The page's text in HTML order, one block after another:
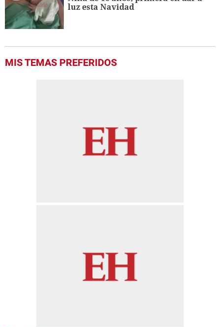
luz esta Navidad
MIS TEMAS PREFERIDOS